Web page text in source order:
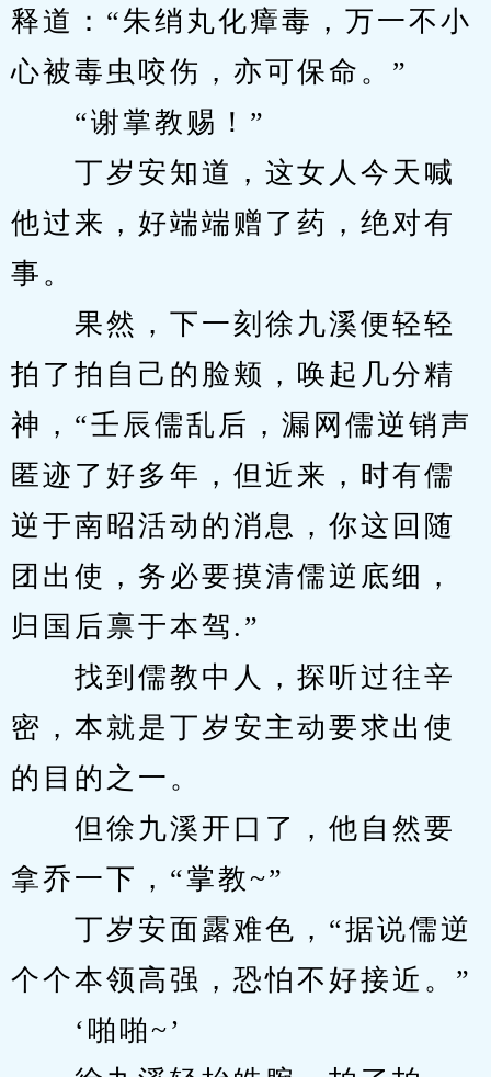
释道：“朱绡丸化瘴毒，万一不小
心被毒虫咬伤，亦可保命。”
“谢掌教赐！”
丁岁安知道，这女人今天喊
他过来，好端端赠了药，绝对有
事。
果然，下一刻徐九溪便轻轻
拍了拍自己的脸颊，唤起几分精
神，“壬辰儒乱后，漏网儒逆销声
匿迹了好多年，但近来，时有儒
逆于南昭活动的消息，你这回随
团出使，务必要摸清儒逆底细，
归国后禀于本驾.”
找到儒教中人，探听过往辛
密，本就是丁岁安主动要求出使
的目的之一。
但徐九溪开口了，他自然要
拿乔一下，“掌教~”
丁岁安面露难色，“据说儒逆
个个本领高强，恐怕不好接近。”
‘啪啪~’